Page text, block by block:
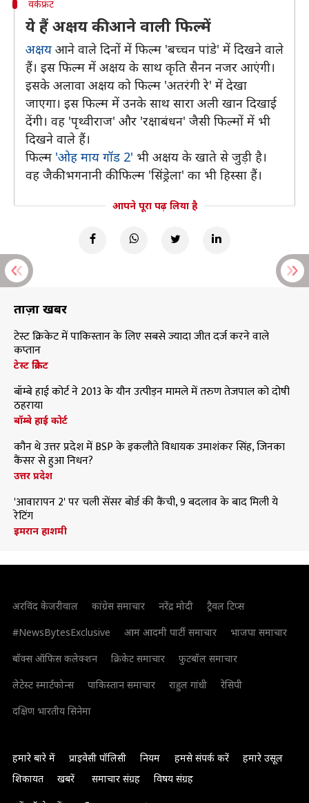
वर्कफ्रंट
ये हैं अक्षय की आने वाली फिल्में
अक्षय आने वाले दिनों में फिल्म 'बच्चन पांडे' में दिखने वाले
हैं। इस फिल्म में अक्षय के साथ कृति सैनन नजर आएंगी।
इसके अलावा अक्षय को फिल्म 'अतरंगी रे' में देखा
जाएगा। इस फिल्म में उनके साथ सारा अली खान दिखाई
देंगी। वह 'पृथ्वीराज' और 'रक्षाबंधन' जैसी फिल्मों में भी
दिखने वाले हैं।
फिल्म 'ओह माय गॉड 2' भी अक्षय के खाते से जुड़ी है।
वह जैकी भगनानी की फिल्म 'सिंड्रेला' का भी हिस्सा हैं।
आपने पूरा पढ़ लिया है
ताज़ा खबरें
टेस्ट क्रिकेट में पाकिस्तान के लिए सबसे ज्यादा जीत दर्ज करने वाले
कप्तान
टेस्ट क्रिकेट
बॉम्बे हाई कोर्ट ने 2013 के यौन उत्पीड़न मामले में तरुण तेजपाल को दोषी
ठहराया
बॉम्बे हाई कोर्ट
कौन थे उत्तर प्रदेश में BSP के इकलौते विधायक उमाशंकर सिंह, जिनका
कैंसर से हुआ निधन?
उत्तर प्रदेश
'आवारापन 2' पर चली सेंसर बोर्ड की कैंची, 9 बदलाव के बाद मिली ये
रेटिंग
इमरान हाशमी
अरविंद केजरीवाल कांग्रेस समाचार नरेंद्र मोदी
ट्रैवल टिप्स
#NewsBytesExclusive
आम आदमी पार्टी समाचार
भाजपा समाचार
बॉक्स ऑफिस कलेक्शन
क्रिकेट समाचार
फुटबॉल समाचार
लेटेस्ट स्मार्टफोन्स
पाकिस्तान समाचार राहुल गांधी
रेसिपी
दक्षिण भारतीय सिनेमा
हमारे बारे में प्राइवेसी पॉलिसी नियम हमसे संपर्क करें
हमारे उसूल
शिकायत
खबरें समाचार संग्रह विषय संग्रह